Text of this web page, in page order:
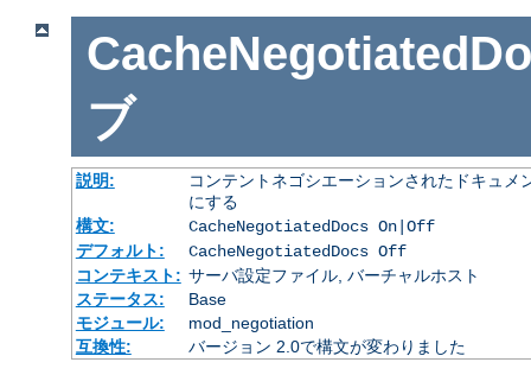
ブ
説明:
コンテントネゴシエーションされたドキュ
にする
構文:
CacheNegotiatedDocs On|Off
デフォルト:
CacheNegotiatedDocs Off
コンテキスト: サーバ設定ファイル, バーチャルホスト
ステータス:
Base
モジュール:
mod_negotiation
互換性:
バージョン 2.0で構文が変わりました